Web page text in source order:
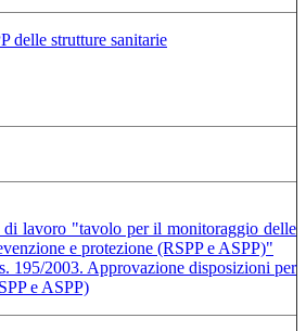
delle strutture sanitarie
lavoro "tavolo per il monitoraggio delle
e protezione (RSPP e ASPP)"
195/2003. Approvazione disposizioni per
e ASPP)